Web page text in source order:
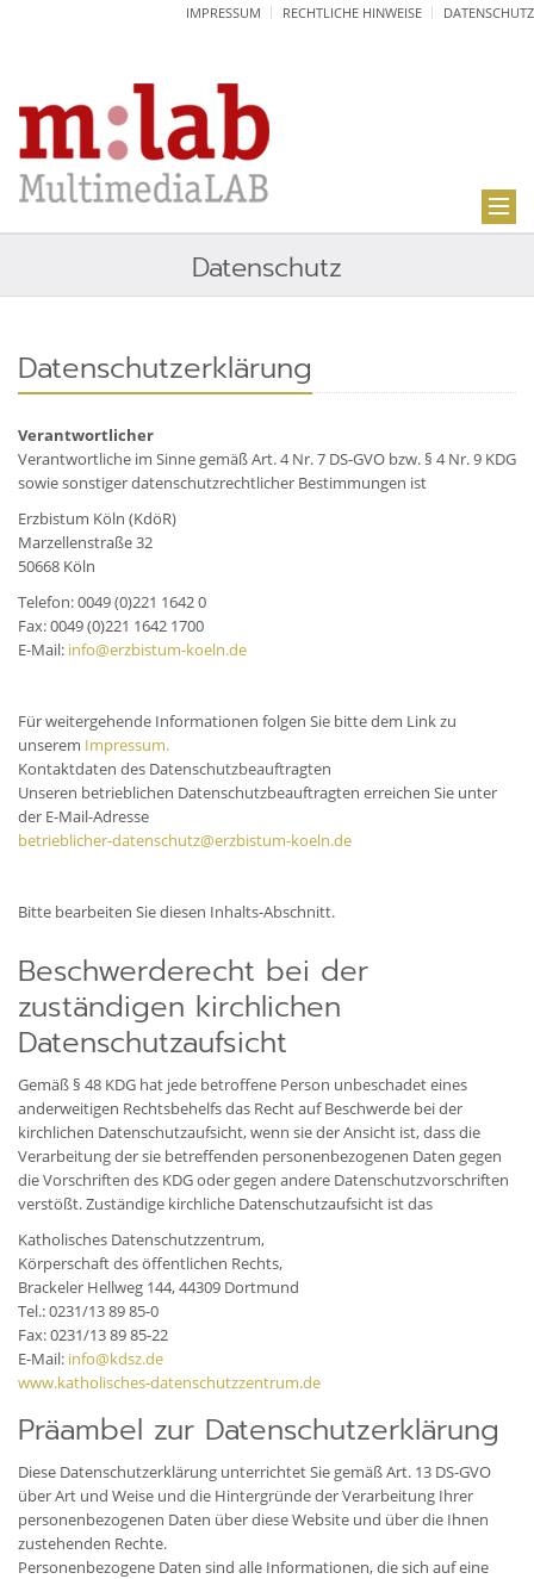
IMPRESSUM RECHTLICHE HINWEISE DATENSCHUTZ
Datenschutz
Datenschutzerklärung
Verantwortlicher
Verantwortliche im Sinne gemäß Art. 4 Nr. 7 DS-GVO bzw. § 4 Nr. 9 KDG
sowie sonstiger datenschutzrechtlicher Bestimmungen ist
Erzbistum Köln (KdöR)
Marzellenstraße 32
50668 Köln
Telefon: 0049 (0)221 1642 0
Fax: 0049 (0)221 1642 1700
E-Mail: info@erzbistum-koeln.de
Für weitergehende Informationen folgen Sie bitte dem Link zu
unserem Impressum.
Kontaktdaten des Datenschutzbeauftragten
Unseren betrieblichen Datenschutzbeauftragten erreichen Sie unter
der E-Mail-Adresse
betrieblicher-datenschutz@erzbistum-koeln.de
Bitte bearbeiten Sie diesen Inhalts-Abschnitt.
Beschwerderecht bei der
zuständigen kirchlichen
Datenschutzaufsicht
Gemäß § 48 KDG hat jede betroffene Person unbeschadet eines
anderweitigen Rechtsbehelfs das Recht auf Beschwerde bei der
kirchlichen Datenschutzaufsicht, wenn sie der Ansicht ist, dass die
Verarbeitung der sie betreffenden personenbezogenen Daten gegen
die Vorschriften des KDG oder gegen andere Datenschutzvorschriften
verstößt. Zuständige kirchliche Datenschutzaufsicht ist das
Katholisches Datenschutzzentrum,
Körperschaft des öffentlichen Rechts,
Brackeler Hellweg 144, 44309 Dortmund
Tel.: 0231/13 89 85-0
Fax: 0231/13 89 85-22
E-Mail: info@kdsz.de
www.katholisches-datenschutzzentrum.de
Präambel zur Datenschutzerklärung
Diese Datenschutzerklärung unterrichtet Sie gemäß Art. 13 DS-GVO
über Art und Weise und die Hintergründe der Verarbeitung Ihrer
personenbezogenen Daten über diese Website und über die Ihnen
zustehenden Rechte.
Personenbezogene Daten sind alle Informationen, die sich auf eine